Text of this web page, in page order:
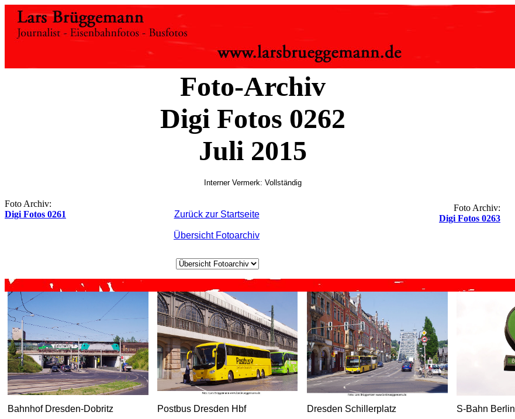
Foto-Archiv
Digi Fotos 0262
Juli 2015
Interner Vermerk: Vollständig
Foto Archiv:
Digi Fotos 0261
Zurück zur Startseite
Übersicht Fotoarchiv
Foto Archiv:
Digi Fotos 0263
Bahnhof Dresden-Dobritz Postbus Dresden Hbf Dresden Schillerplatz S-Bahn Berlin